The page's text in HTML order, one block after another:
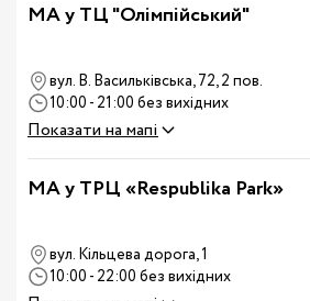
MA у ТЦ "Олімпійський"
вул. В. Васильківська, 72, 2 пов.
10:00 - 21:00 без вихідних
Показати на мапі
MA у ТРЦ «Respublika Park»
вул. Кільцева дорога, 1
10:00 - 22:00 без вихідних